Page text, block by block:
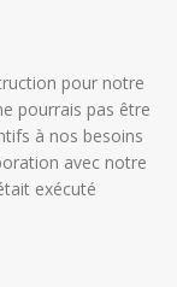
pour notre
pourrais pas être
à nos besoins
avec notre
exécuté